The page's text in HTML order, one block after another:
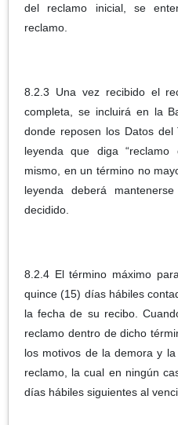
del reclamo inicial, se
reclamo.
8.2.3 Una vez recibido el
completa, se incluirá en la
donde reposen los Datos
leyenda que diga
mismo, en un término no
leyenda deberá
decidido.
8.2.4 El término máximo
quince (15) días hábiles
la fecha de su recibo.
reclamo dentro de dicho
los motivos de la demora y
reclamo, la cual en ningún
días hábiles siguientes al